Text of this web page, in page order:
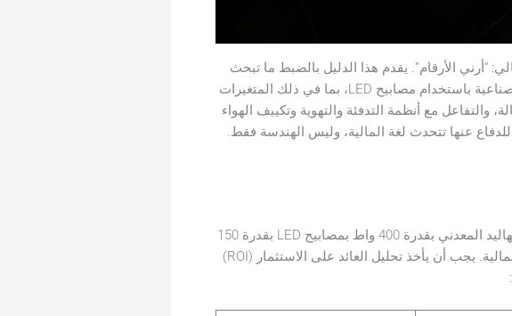
“أرني الأرقام”. يقدم هذا الدليل بالضبط ما تبحث
عنه — إطار عمل تفصيلي لحساب العائد الحقيقي على الاستثمار في تحديث الإضاءة الصناعية باستخدام مصابيح LED، بما في ذلك المتغيرات
مع أنظمة التدفئة والتهوية وتكييف الهواء
إن الحجة المعتادة لتحديث أنظمة الإضاءة باستخدام مصابيح LED — “استبدل مصابيح الهاليد المعدني بقدرة 400 واط بمصابيح LED بقدرة 150
واط ووفر 60% من الطاقة” — صحيحة من الناحية النظرية، لكنها غير كاملة من الناحية المالية. يجب أن يأخذ تحليل العائد على الاستثمار (ROI)